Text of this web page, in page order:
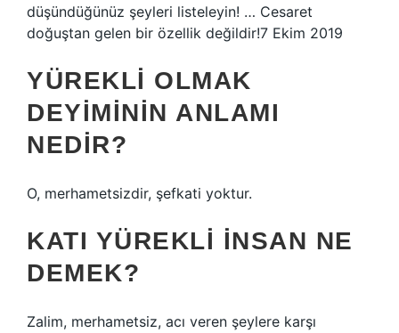
düşündüğünüz şeyleri listeleyin! … Cesaret
doğuştan gelen bir özellik değildir!7 Ekim 2019
YÜREKLI OLMAK
DEYIMININ ANLAMI
NEDIR?
O, merhametsizdir, şefkati yoktur.
KATI YÜREKLI INSAN NE
DEMEK?
Zalim, merhametsiz, acı veren şeylere karşı